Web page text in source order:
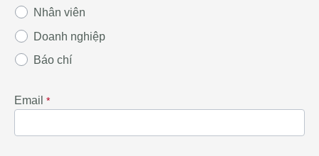
Nhân viên
Doanh nghiệp
Báo chí
Email